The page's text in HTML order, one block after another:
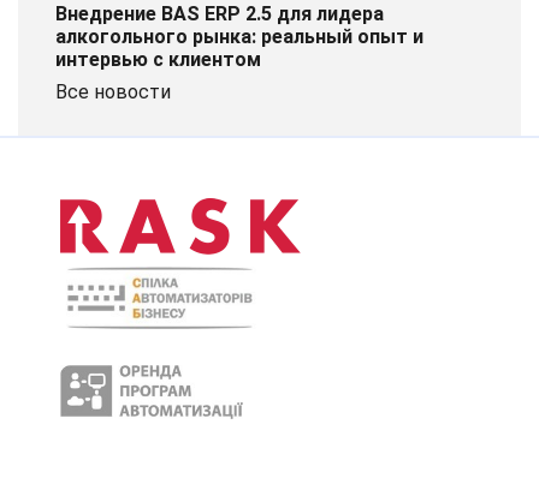
Внедрение BAS ERP 2.5 для лидера
алкогольного рынка: реальный опыт и
интервью с клиентом
Все новости